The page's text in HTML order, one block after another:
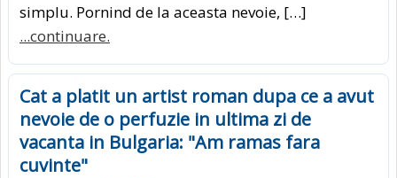
simplu. Pornind de la aceasta nevoie, […]
...continuare.
Cat a platit un artist roman dupa ce a avut
nevoie de o perfuzie in ultima zi de
vacanta in Bulgaria: "Am ramas fara
cuvinte"